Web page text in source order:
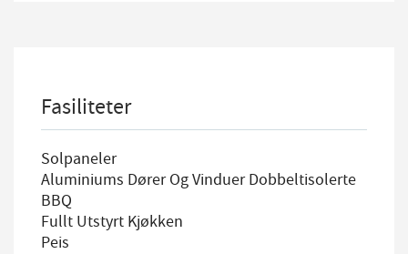
Fasiliteter
Solpaneler
Aluminiums Dører Og Vinduer Dobbeltisolerte
BBQ
Fullt Utstyrt Kjøkken
Peis